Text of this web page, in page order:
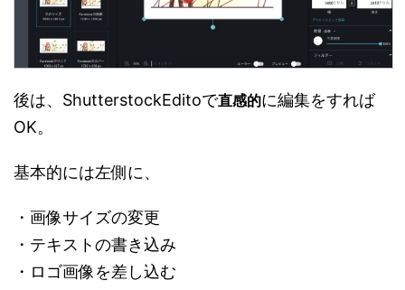
後は、ShutterstockEditoで直感的に編集をすれば
OK。
基本的には左側に、
・画像サイズの変更
・テキストの書き込み
・ロゴ画像を差し込む